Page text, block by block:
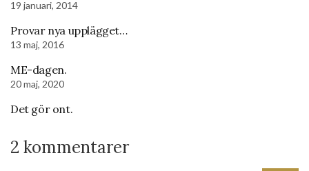
19 januari, 2014
Provar nya upplägget…
13 maj, 2016
ME-dagen.
20 maj, 2020
Det gör ont.
2 kommentarer